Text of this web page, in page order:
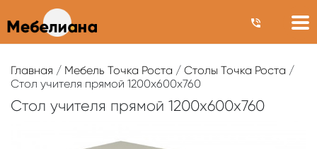
Главная / Мебель Точка Роста / Столы Точка Роста /
Стол учителя прямой 1200х600х760
Стол учителя прямой 1200х600х760